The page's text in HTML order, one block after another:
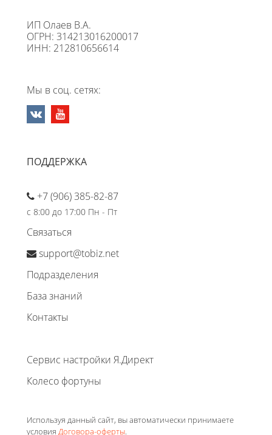
ИП Олаев В.А.
ОГРН: 314213016200017
ИНН: 212810656614
Мы в соц. сетях:
ПОДДЕРЖКА
+7 (906) 385-82-87
с 8:00 до 17:00 Пн - Пт
Связаться
support@tobiz.net
Подразделения
База знаний
Контакты
Сервис настройки Я.Директ
Колесо фортуны
Используя данный сайт, вы автоматически принимаете
условия Договора-оферты.